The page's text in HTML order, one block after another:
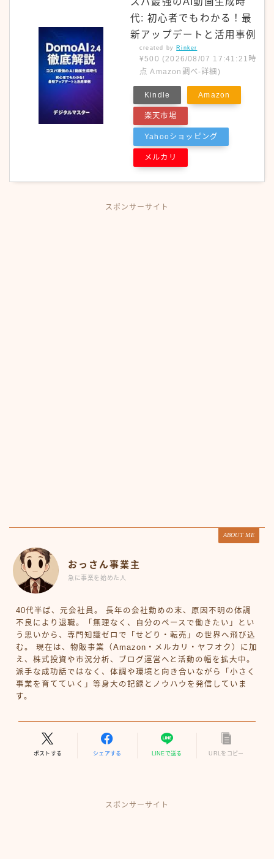
代: 初心者でもわかる！最
新アップデートと活用事例
created by Rinker
¥500 (2026/08/07 17:41:21時
点 Amazon調べ-詳細)
Kindle Amazon
楽天市場
Yahooショッピング
メルカリ
スポンサーサイト
ABOUT ME
おっさん事業主
急に事業を始めた人
40代半ば、元会社員。 長年の会社勤めの末、原因不明の体調
不良により退職。「無理なく、自分のペースで働きたい」とい
う思いから、専門知識ゼロで「せどり・転売」の世界へ飛び込
む。 現在は、物販事業（Amazon・メルカリ・ヤフオク）に加
え、株式投資や市況分析、ブログ運営へと活動の幅を拡大中。
派手な成功話ではなく、体調や環境と向き合いながら「小さく
事業を育てていく」等身大の記録とノウハウを発信していま
す。
ポストする シェアする LINEで送る URLをコピー
スポンサーサイト